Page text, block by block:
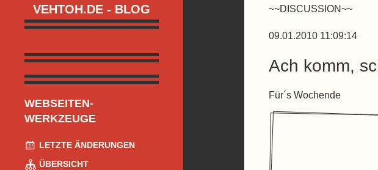
VEHTOH.DE - BLOG
WEBSEITEN-
WERKZEUGE
LETZTE ÄNDERUNGEN
ÜBERSICHT
~~DISCUSSION~~
09.01.2010 11:09:14
Ach komm,
Für´s Wochende